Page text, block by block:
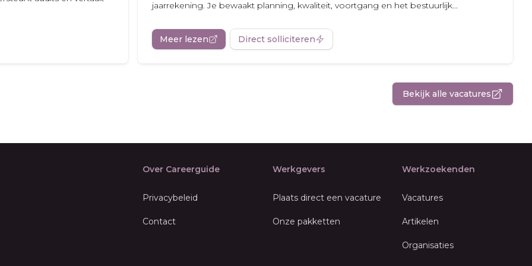
jaarrekening. Je bewaakt planning, kwaliteit, voortgang en het bestuurlijk...
Meer lezen Direct solliciteren
Bekijk alle vacatures
Over Careerguide
Privacybeleid
Contact
Werkgevers
Plaats direct een vacature
Onze pakketten
Werkzoekenden
Vacatures
Artikelen
Organisaties